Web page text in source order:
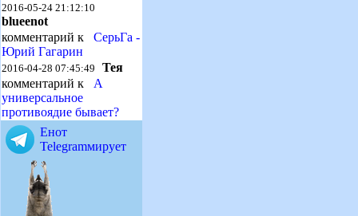
2016-05-24 21:12:10
blueenot
комментарий к СерьГа -
Юрий Гагарин
2016-04-28 07:45:49 Тея
комментарий к А
универсальное
противоядие бывает?
Енот
Telegramмирует